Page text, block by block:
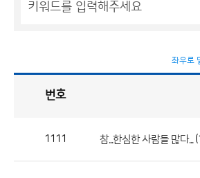
좌우로
번호
1111 참...한심한 사람들 많다...